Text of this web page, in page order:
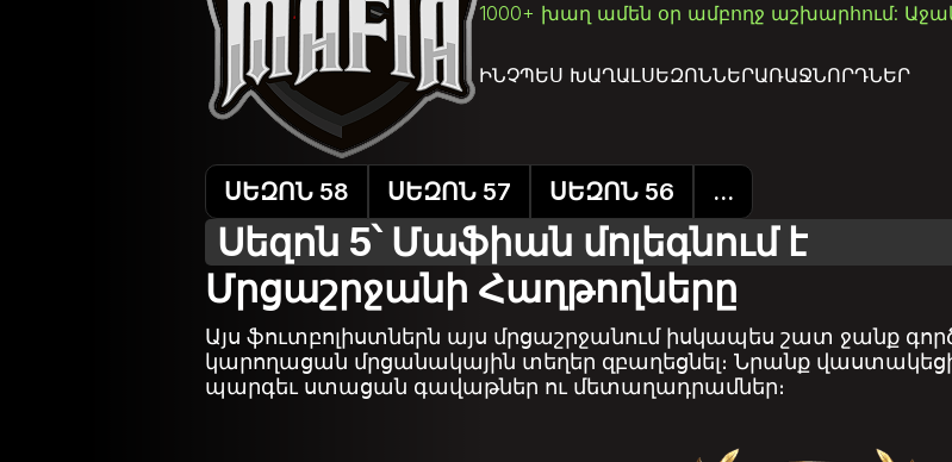
1000+ խաղ ամեն օր ամբողջ աշխարհում:
ԻՆՉՊԵՍ ԽԱՂԱԼՍԵԶՈՆՆԵՐԱՌԱՋՆՈՐԴՆԵՐ
ՍԵԶՈՆ 58 ՍԵԶՈՆ 57 ՍԵԶՈՆ 56 ...
Սեզոն 5՝ Մաֆիան մոլեգնում է
Մրցաշրջանի Հաղթողները
Այս ֆուտբոլիստներն այս մրցաշրջանում իսկապես շատ ջանք
կարողացան մրցանակային տեղեր զբաղեցնել։ Նրանք
պարգեւ ստացան գավաթներ ու մետաղադրամներ։